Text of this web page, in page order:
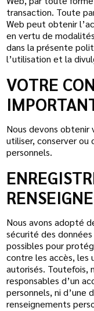
transaction. Toute
Web peut obtenir
en vertu de
dans la présente
l’utilisation et la
VOTRE
Nous devons
utiliser, conserver ou
personnels.
Nous avons adopté
sécurité des
possibles pour
contre les accès, les
autorisés. Toutefois,
responsables d’un
personnels, ni d’une
renseignements